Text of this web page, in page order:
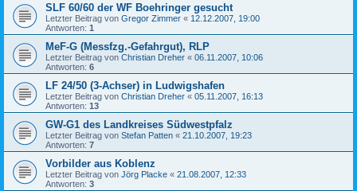
SLF 60/60 der WF Boehringer gesucht
Letzter Beitrag von Gregor Zimmer « 12.12.2007, 19:00
Antworten: 1
MeF-G (Messfzg.-Gefahrgut), RLP
Letzter Beitrag von Christian Dreher « 06.11.2007, 10:06
Antworten: 6
LF 24/50 (3-Achser) in Ludwigshafen
Letzter Beitrag von Christian Dreher « 05.11.2007, 16:13
Antworten: 13
GW-G1 des Landkreises Südwestpfalz
Letzter Beitrag von Stefan Patten « 21.10.2007, 19:23
Antworten: 7
Vorbilder aus Koblenz
Letzter Beitrag von Jörg Placke « 21.08.2007, 12:33
Antworten: 3